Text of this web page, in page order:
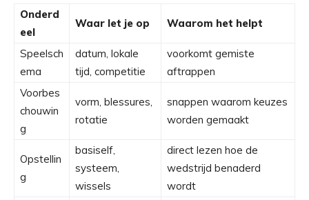
Onderd
eel
Waar let je op Waarom het helpt
Speelsch
ema
datum, lokale
tijd, competitie
voorkomt gemiste
aftrappen
Voorbes
chouwin
g
vorm, blessures,
rotatie
snappen waarom keuzes
worden gemaakt
Opstellin
g
basiself,
systeem,
wissels
direct lezen hoe de
wedstrijd benaderd
wordt